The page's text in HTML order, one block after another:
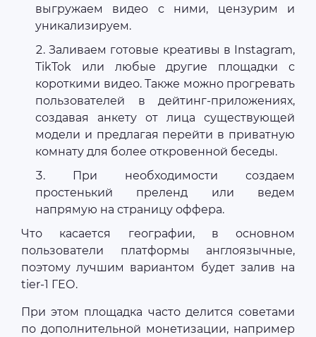
выгружаем видео с ними, цензурим и
уникализируем.
Заливаем готовые креативы в Instagram,
TikTok или любые другие площадки с
короткими видео. Также можно прогревать
пользователей в дейтинг-приложениях,
создавая анкету от лица существующей
модели и предлагая перейти в приватную
комнату для более откровенной беседы.
При необходимости создаем
простенький преленд или ведем
напрямую на страницу оффера.
Что касается географии, в основном
пользователи платформы англоязычные,
поэтому лучшим вариантом будет залив на
tier-1 ГЕО.
При этом площадка часто делится советами
по дополнительной монетизации, например